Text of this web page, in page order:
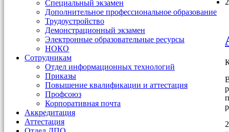
Специальный экзамен
Дополнительное профессиональное образование
Трудоустройство
Демонстрационный экзамен
Электронные образовательные ресурсы
НОКО
Сотрудникам
Отдел информационных технологий
Приказы
Повышение квалификации и аттестация
Профсоюз
Корпоративная почта
Аккредитация
Аттестация